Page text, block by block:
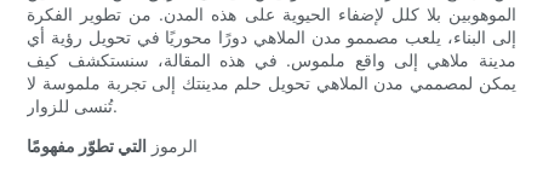
الموهوبين بلا كلل لإضفاء الحيوية على هذه المدن. من تطوير الفكرة
إلى البناء، يلعب مصممو مدن الملاهي دورًا محوريًا في تحويل رؤية أي
مدينة ملاهي إلى واقع ملموس. في هذه المقالة، سنستكشف كيف
يمكن لمصممي مدن الملاهي تحويل حلم مدينتك إلى تجربة ملموسة لا
تُنسى للزوار.
الرموز التي تطوّر مفهومًا